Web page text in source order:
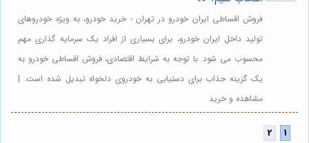
فروش اقساطی ایران خودرو در تهران - خرید خودرو، به ویژه خودروهای
تولید داخل ایران خودرو، برای بسیاری از افراد یک سرمایه گذاری مهم
محسوب می شود. با توجه به شرایط اقتصادی، فروش اقساطی خودرو به
یک گزینه جذاب برای دستیابی به خودروی دلخواه تبدیل شده است. |
مشاهده و خرید